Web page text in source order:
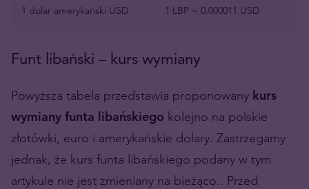
1 dolar amerykański USD 1 LBP = 0.000011 USD
Funt libański – kurs wymiany
Powyższa tabela przedstawia proponowany kurs
wymiany funta libańskiego kolejno na polskie
złotówki, euro i amerykańskie dolary. Zastrzegamy
jednak, że kurs funta libańskiego podany w tym
artykule nie jest zmieniany na bieżąco.. Przed